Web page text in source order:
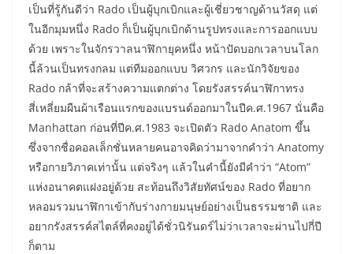
เป็นที่รู้กันดีว่า Rado เป็นผู้บุกเบิกและผู้เชี่ยวชาญด้านวัสดุ แต่
ในอีกมุมหนึ่ง Rado ก็เป็นผู้บุกเบิกด้านรูปทรงและการออกแบบ
ด้วย เพราะในจักรวาลนาฬิกายุคหนึ่ง หน้าปัดบอกเวลาบนโลก
นี้ล้วนเป็นทรงกลม แต่ทีมออกแบบ วิศวกร และนักวิจัยของ
Rado กล้าที่จะสร้างความแตกต่าง โดยรังสรรค์นาฬิกาทรง
สี่เหลี่ยมผืนผ้าเรือนแรกของแบรนด์ออกมาในปีค.ศ.1967 นั่นคือ
Manhattan ก่อนที่ปีค.ศ.1983 จะเปิดตัว Rado Anatom ขึ้น
ซึ่งจากชื่อคอลเล็กชั่นหลายคนอาจคิดว่ามาจากคำว่า Anatomy
หรือกายวิภาคเท่านั้น แต่จริงๆ แล้วในคำนี้ยังมีคำว่า “Atom”
แห่งอนาคตแฝงอยู่ด้วย สะท้อนถึงวิสัยทัศน์ของ Rado ที่อยาก
หลอมรวมนาฬิกาเข้ากับร่างกายมนุษย์อย่างเป็นธรรมชาติ และ
อยากรังสรรค์สไตล์ที่คงอยู่ได้ชั่วนิรันดร์ไม่ว่าเวลาจะผ่านไปกี่ปี
ก็ตาม